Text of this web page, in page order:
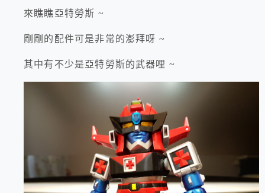
來瞧瞧亞特勞斯 ~
剛剛的配件可是非常的澎拜呀 ~
其中有不少是亞特勞斯的武器哩 ~